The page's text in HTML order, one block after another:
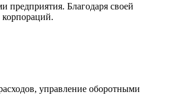
предприятия. Благодаря своей
корпораций.
управление оборотными